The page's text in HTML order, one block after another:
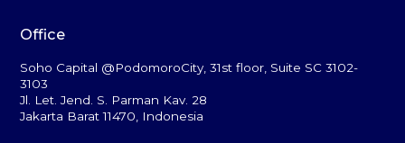
Office
Soho Capital @PodomoroCity, 31st floor, Suite SC 3102-
3103
Jl. Let. Jend. S. Parman Kav. 28
Jakarta Barat 11470, Indonesia